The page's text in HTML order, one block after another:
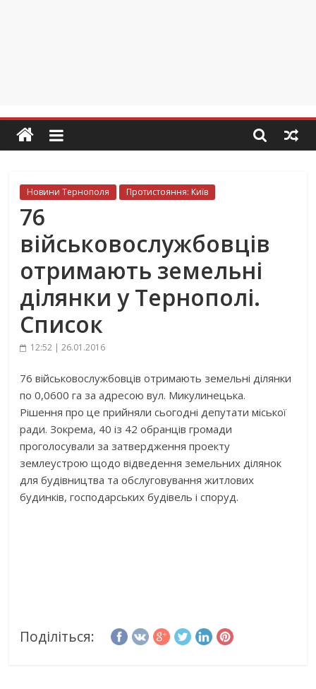
Новини Тернополя Протистояння: Київ
76
військовослужбовців
отримають земельні
ділянки у Тернополі.
Список
12:52 | 26.01.2016
76 військовослужбовців отримають земельні ділянки
по 0,0600 га за адресою вул. Микулинецька.
Рішення про це прийняли сьогодні депутати міської
ради. Зокрема, 40 із 42 обранців громади
проголосували за затвердження проекту
землеустрою щодо відведення земельних ділянок
для будівництва та обслуговування житлових
будинків, господарських будівель і споруд.
Поділіться: